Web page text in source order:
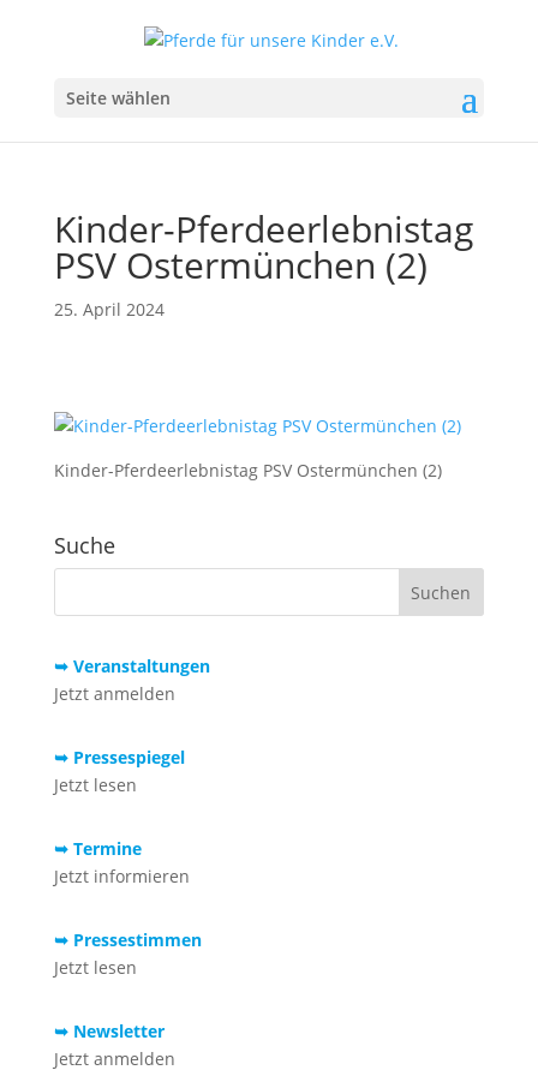
Seite wählen
Kinder-Pferdeerlebnistag
PSV Ostermünchen (2)
25. April 2024
Kinder-Pferdeerlebnistag PSV Ostermünchen (2)
Suche
➥ Veranstaltungen
Jetzt anmelden
➥ Pressespiegel
Jetzt lesen
➥ Termine
Jetzt informieren
➥ Pressestimmen
Jetzt lesen
➥ Newsletter
Jetzt anmelden